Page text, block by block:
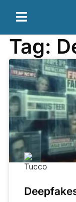
Tag: